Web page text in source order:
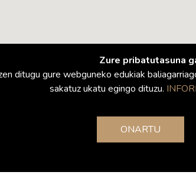
Zure pribatutasuna
ditugu gure webguneko edukiak
sakatuz ukatu egingo dituzu.
ONARTU